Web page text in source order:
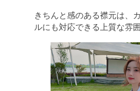
きちんと感のある襟元は、
ルにも対応できる上質な雰